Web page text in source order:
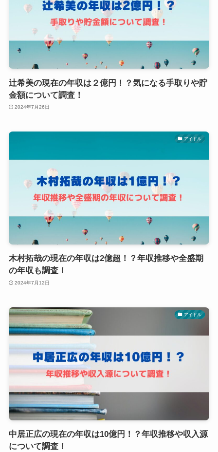
辻希美の現在の年収は２億円！？気になる手取りや貯
金額について調査！
2024年7月26日
アイドル
木村拓哉の現在の年収は2億超！？年収推移や全盛期
の年収も調査！
2024年7月12日
アイドル
中居正広の現在の年収は10億円！？年収推移や収入源
について調査！